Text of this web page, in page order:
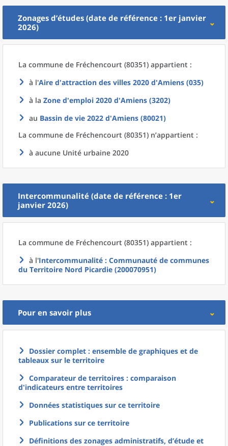
Zonages d’études (date de référence : 1er janvier
2026)
La commune de Fréchencourt (80351) appartient :
à l'Aire d'attraction des villes 2020 d'Amiens (035)
à la Zone d'emploi 2020 d'Amiens (3202)
au Bassin de vie 2022 d'Amiens (80021)
La commune de Fréchencourt (80351) n’appartient :
à aucune Unité urbaine 2020
Intercommunalité (date de référence : 1er
janvier 2026)
La commune de Fréchencourt (80351) appartient :
à l'Intercommunalité : Communauté de communes
du Territoire Nord Picardie (200070951)
Pour en savoir plus
Dossier complet : ensemble de graphiques et de
tableaux sur le territoire
Comparateur de territoires : comparaison
d'indicateurs entre territoires
Données statistiques sur ce territoire
Publications sur ce territoire
Définitions des zonages administratifs, d’étude et